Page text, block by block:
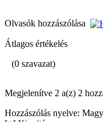
Olvasók hozzászólása
Átlagos értékelés
(0 szavazat)
Megjelenítve 2 a(z) 2
Hozzászólás nyelve: